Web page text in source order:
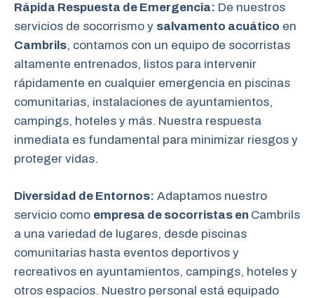
Rápida Respuesta de Emergencia: De nuestros
servicios de socorrismo y salvamento acuático en
Cambrils, contamos con un equipo de socorristas
altamente entrenados, listos para intervenir
rápidamente en cualquier emergencia en piscinas
comunitarias, instalaciones de ayuntamientos,
campings, hoteles y más. Nuestra respuesta
inmediata es fundamental para minimizar riesgos y
proteger vidas.
Diversidad de Entornos: Adaptamos nuestro
servicio como empresa de socorristas en Cambrils
a una variedad de lugares, desde piscinas
comunitarias hasta eventos deportivos y
recreativos en ayuntamientos, campings, hoteles y
otros espacios. Nuestro personal está equipado